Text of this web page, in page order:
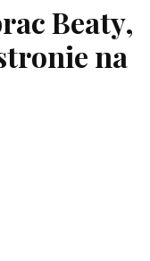
Beaty,
na